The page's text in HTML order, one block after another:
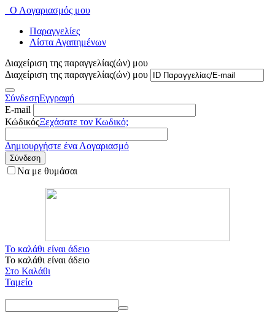
Ο Λογαριασμός μου
Παραγγελίες
Λίστα Αγαπημένων
Διαχείριση της παραγγελίας(ών) μου
Διαχείριση της παραγγελίας(ών) μου
ΣύνδεσηΕγγραφή
E-mail
ΚώδικόςΞεχάσατε τον Κωδικό;
Δημιουργήστε ένα Λογαριασμό
Σύνδεση
Να με θυμάσαι
Το καλάθι είναι άδειο
Το καλάθι είναι άδειο
Στο Καλάθι
Ταμείο